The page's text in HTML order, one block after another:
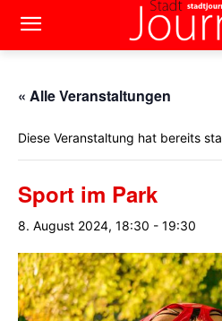
« Alle Veranstaltungen
Diese Veranstaltung hat bereits
Sport im Park
8. August 2024, 18:30 - 19:30